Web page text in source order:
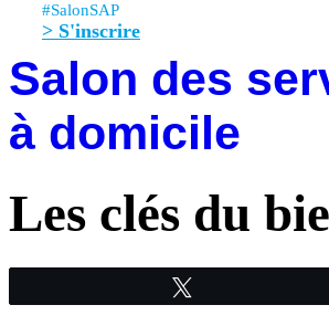
#SalonSAP
> S'inscrire
Salon des
à domicile
Les clés du